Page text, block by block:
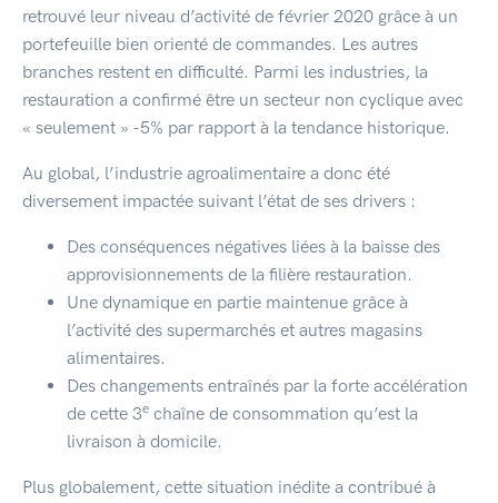
retrouvé leur niveau d’activité de février 2020 grâce à un
portefeuille bien orienté de commandes. Les autres
branches restent en difficulté. Parmi les industries, la
restauration a confirmé être un secteur non cyclique avec
« seulement » -5% par rapport à la tendance historique.
Au global, l’industrie agroalimentaire a donc été
diversement impactée suivant l’état de ses drivers :
Des conséquences négatives liées à la baisse des
approvisionnements de la filière restauration.
Une dynamique en partie maintenue grâce à
l’activité des supermarchés et autres magasins
alimentaires.
Des changements entraînés par la forte accélération
de cette 3e chaîne de consommation qu’est la
livraison à domicile.
Plus globalement, cette situation inédite a contribué à